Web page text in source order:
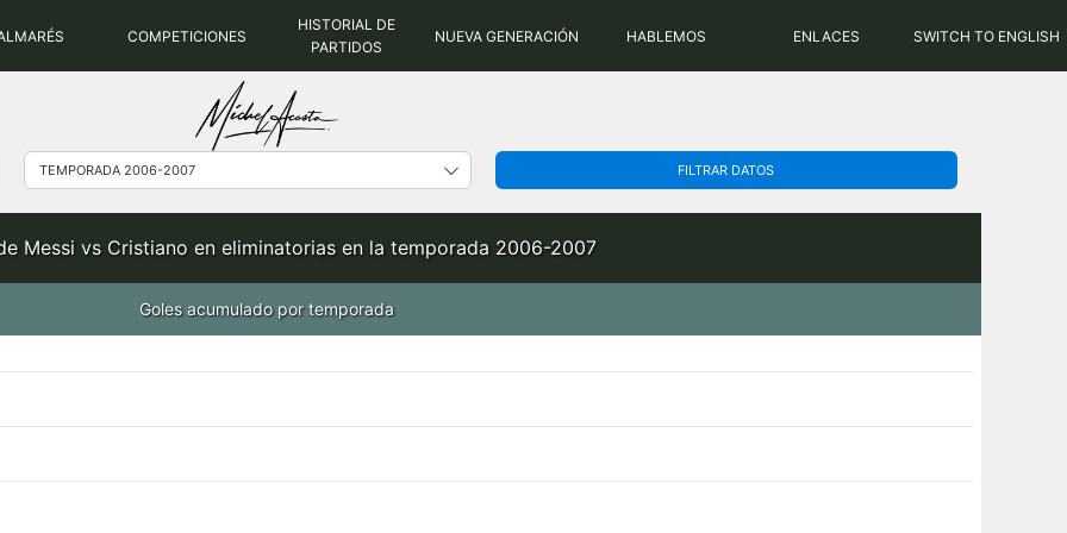
COMPETICIONES
HISTORIAL DE
PARTIDOS
NUEVA GENERACIÓN HABLEMOS ENLACES SWITCH TO ENGLISH
FILTRAR DATOS
Messi vs Cristiano en eliminatorias en la temporada 2006-2007
Goles acumulado por temporada